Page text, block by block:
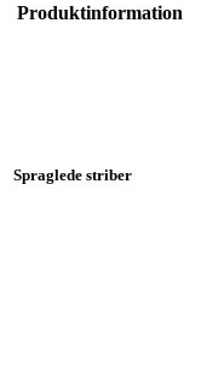
Produktinformation
Spraglede striber